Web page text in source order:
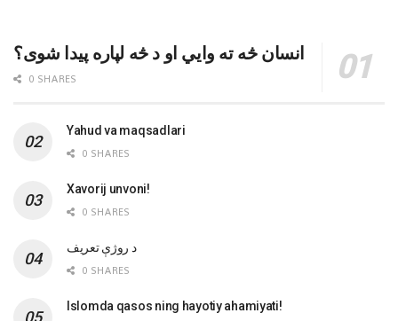
انسان څه ته وایي او د څه لپاره پیدا شوی؟
0 SHARES
Yahud va maqsadlari
0 SHARES
Xavorij unvoni!
0 SHARES
‌د روژې تعریف
0 SHARES
Islomda qasos ning hayotiy ahamiyati!